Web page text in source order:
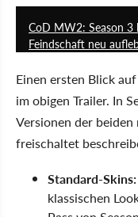
CoD MW2: Season 3
Feindschaft neu
Einen ersten Blick
im obigen Trailer. In
Versionen der
freischaltet
Standard-Skins:
klassischen